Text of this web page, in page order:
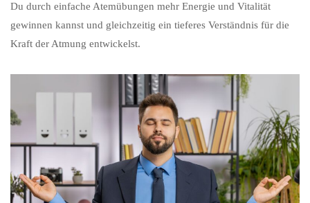
Du durch einfache Atemübungen mehr Energie und Vitalität
gewinnen kannst und gleichzeitig ein tieferes Verständnis für die
Kraft der Atmung entwickelst.